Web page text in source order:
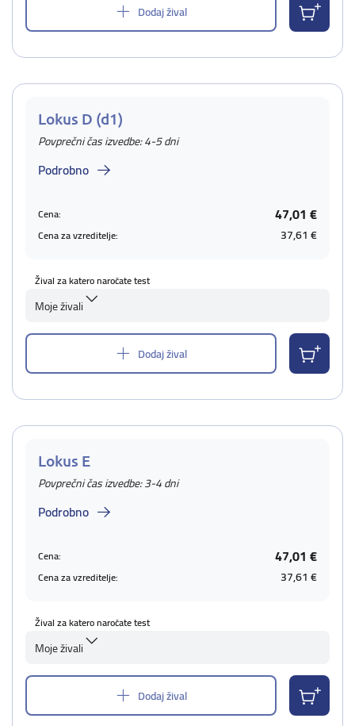
Dodaj žival
Lokus D (d1)
Povprečni čas izvedbe: 4-5 dni
Podrobno
Cena: 47,01 €
Cena za vzreditelje: 37,61 €
Žival za katero naročate test
Moje živali
Dodaj žival
Lokus E
Povprečni čas izvedbe: 3-4 dni
Podrobno
Cena: 47,01 €
Cena za vzreditelje: 37,61 €
Žival za katero naročate test
Moje živali
Dodaj žival